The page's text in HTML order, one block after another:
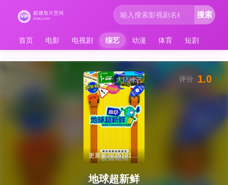
首页 电影 电视剧 综艺 动漫 体育 短剧
搜索
大陆综艺
更新至20251013期
地球超新鲜
评分 1.0